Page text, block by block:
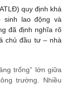
quy định khá
sinh lao động và
đã định nghĩa rõ
chủ đầu tư – nhà
trống” lớn giữa
trường. Nhiều